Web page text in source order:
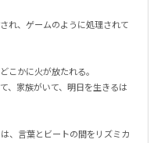
され、ゲームのように処理されて
こかに火が放たれる。
、家族がいて、明日を生きるは
、言葉とビートの間をリズミカ